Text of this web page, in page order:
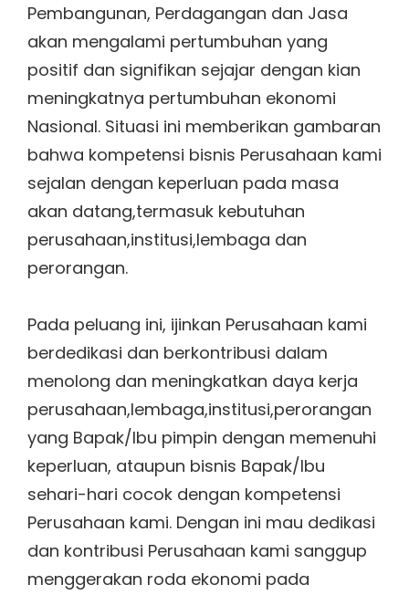
Pembangunan, Perdagangan dan Jasa
akan mengalami pertumbuhan yang
positif dan signifikan sejajar dengan kian
meningkatnya pertumbuhan ekonomi
Nasional. Situasi ini memberikan gambaran
bahwa kompetensi bisnis Perusahaan kami
sejalan dengan keperluan pada masa
akan datang,termasuk kebutuhan
perusahaan,institusi,lembaga dan
perorangan.
Pada peluang ini, ijinkan Perusahaan kami
berdedikasi dan berkontribusi dalam
menolong dan meningkatkan daya kerja
perusahaan,lembaga,institusi,perorangan
yang Bapak/Ibu pimpin dengan memenuhi
keperluan, ataupun bisnis Bapak/Ibu
sehari-hari cocok dengan kompetensi
Perusahaan kami. Dengan ini mau dedikasi
dan kontribusi Perusahaan kami sanggup
menggerakan roda ekonomi pada